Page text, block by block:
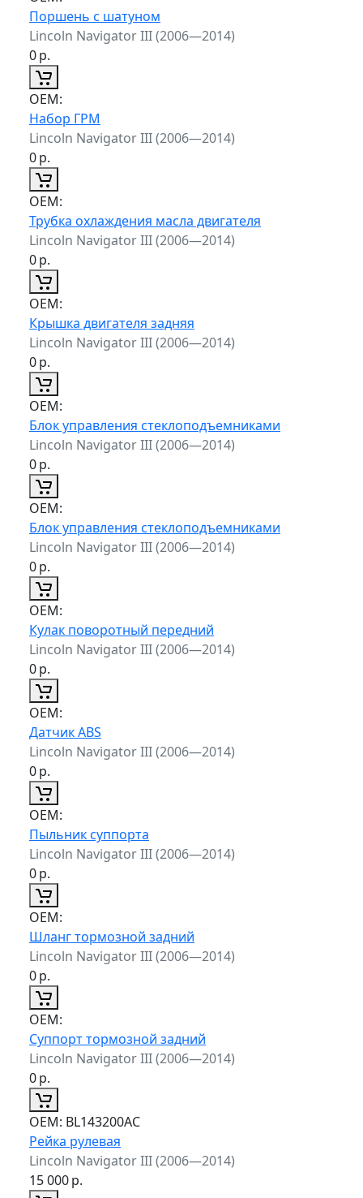
Поршень с шатуном
Lincoln Navigator III (2006—2014)
0р.
ОЕМ:
Набор ГРМ
Lincoln Navigator III (2006—2014)
0р.
ОЕМ:
Трубка охлаждения масла двигателя
Lincoln Navigator III (2006—2014)
0р.
ОЕМ:
Крышка двигателя задняя
Lincoln Navigator III (2006—2014)
0р.
ОЕМ:
Блок управления стеклоподъемниками
Lincoln Navigator III (2006—2014)
0р.
ОЕМ:
Блок управления стеклоподъемниками
Lincoln Navigator III (2006—2014)
0р.
ОЕМ:
Кулак поворотный передний
Lincoln Navigator III (2006—2014)
0р.
ОЕМ:
Датчик ABS
Lincoln Navigator III (2006—2014)
0р.
ОЕМ:
Пыльник суппорта
Lincoln Navigator III (2006—2014)
0р.
ОЕМ:
Шланг тормозной задний
Lincoln Navigator III (2006—2014)
0р.
ОЕМ:
Суппорт тормозной задний
Lincoln Navigator III (2006—2014)
0р.
ОЕМ: BL143200AC
Рейка рулевая
Lincoln Navigator III (2006—2014)
15 000р.